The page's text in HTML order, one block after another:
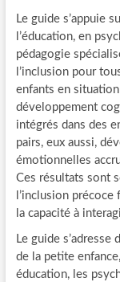
Le guide s’appuie
l’éducation, en
pédagogie
l’inclusion pour
enfants en
développement
intégrés dans des
pairs, eux aussi,
émotionnelles
Ces résultats sont
l’inclusion
la capacité à
Le guide
de la petite
éducation, les